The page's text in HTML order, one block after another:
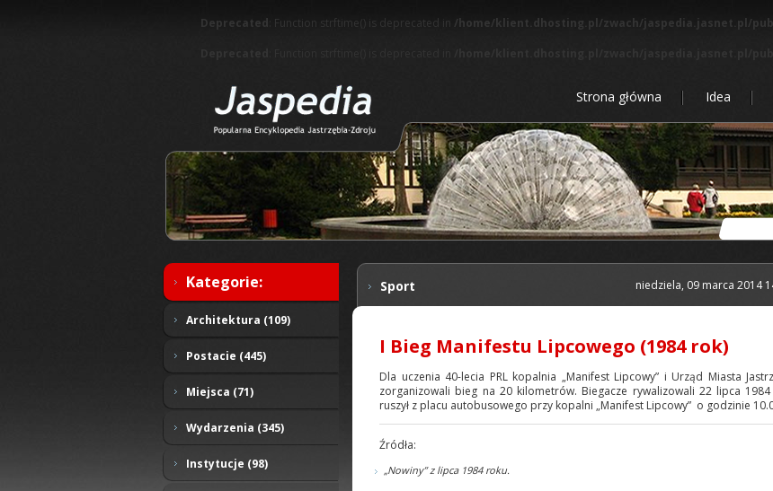
Deprecated : Function strftime() is deprecated in /home/klient.dhosting.pl/zwach/jaspedia.jasnet.pl/
Strona główna Idea
Kategorie:
Architektura (109)
Postacie (445)
Miejsca (71)
Wydarzenia (345)
Instytucje (98)
Sport niedziela, 09 marca 2014
I Bieg Manifestu Lipcowego (1984 rok)
Dla uczenia 40-lecia PRL kopalnia „Manifest Lipcowy” i Urząd Miasta
zorganizowali bieg na 20 kilometrów. Biegacze rywalizowali 22 lipca
ruszył z placu autobusowego przy kopalni „Manifest Lipcowy” o godzinie
Źródła:
„Nowiny” z lipca 1984 roku.